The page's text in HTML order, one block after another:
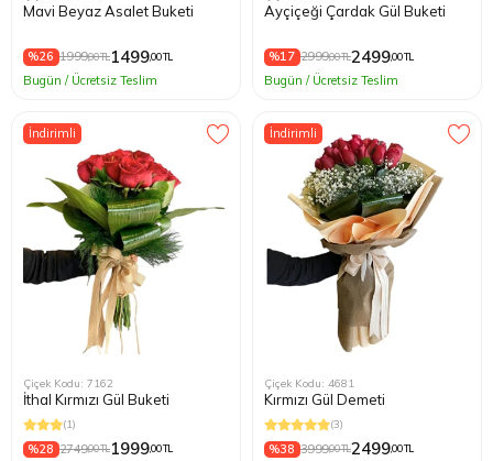
Mavi Beyaz Asalet Buketi
%26 1999,00 TL1499,00 TL
Bugün / Ücretsiz Teslim
Ayçiçeği Çardak Gül Buketi
%17 2999,00 TL2499,00 TL
Bugün / Ücretsiz Teslim
İndirimli
Çiçek Kodu: 7162
İthal Kırmızı Gül Buketi
(1)
%28 2749,00 TL1999,00 TL
İndirimli
Çiçek Kodu: 4681
Kırmızı Gül Demeti
(3)
%38 3999,00 TL2499,00 TL